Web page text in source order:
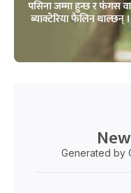
Generated by